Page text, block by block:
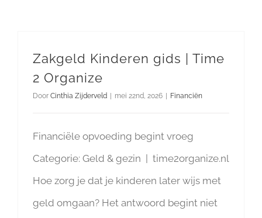
Zakgeld Kinderen gids | Time
2 Organize
Door Cinthia Zijderveld | mei 22nd, 2026 | Financiën
Financiële opvoeding begint vroeg
Categorie: Geld & gezin | time2organize.nl
Hoe zorg je dat je kinderen later wijs met
geld omgaan? Het antwoord begint niet